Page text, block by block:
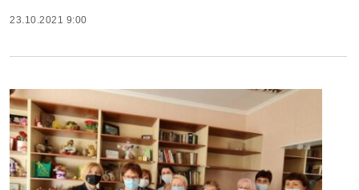
23.10.2021 9:00